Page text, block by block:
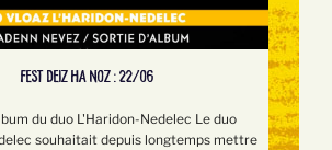
FEST DEIZ HA NOZ : 22/06
du duo L'Haridon-Nedelec Le duo
souhaitait depuis longtemps mettre